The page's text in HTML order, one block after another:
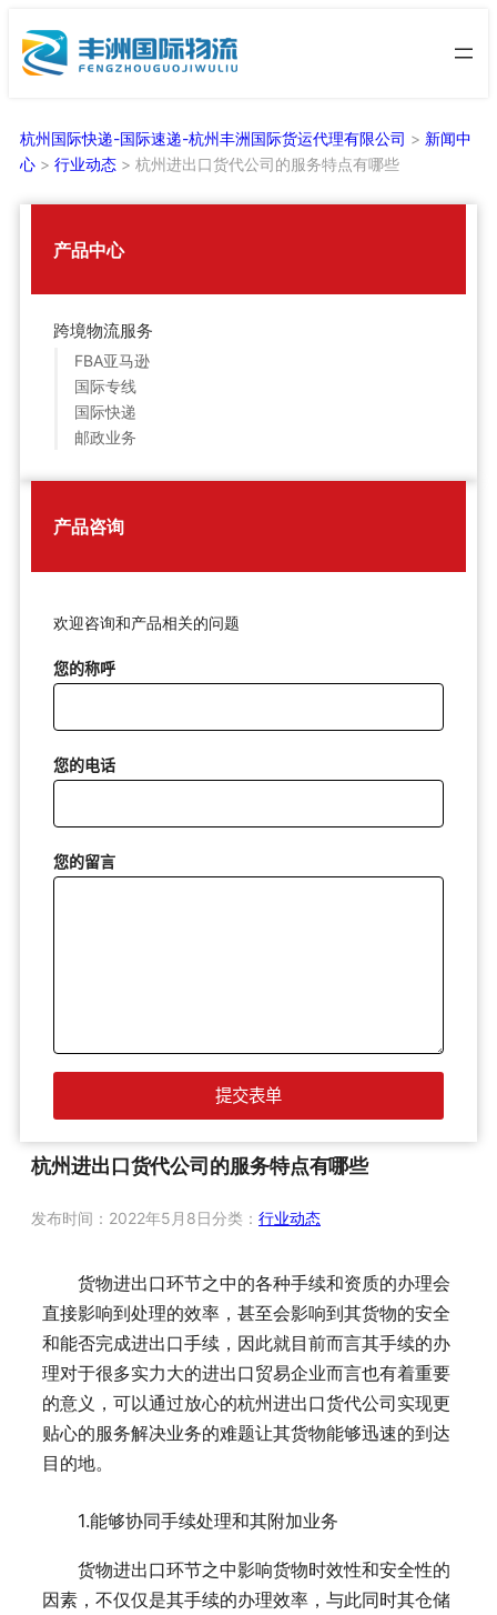
至
杭州国际快递-国际速递-杭州丰洲国际货运代理有限公司 > 新闻中
心 > 行业动态 > 杭州进出口货代公司的服务特点有哪些
产品中心
跨境物流服务
FBA亚马逊
国际专线
国际快递
邮政业务
产品咨询
欢迎咨询和产品相关的问题
您的称呼
您的电话
您的留言
杭州进出口货代公司的服务特点有哪些
发布时间： 2022年5月8日分类： 行业动态
货物进出口环节之中的各种手续和资质的办理会
直接影响到处理的效率，甚至会影响到其货物的安全
和能否完成进出口手续，因此就目前而言其手续的办
理对于很多实力大的进出口贸易企业而言也有着重要
的意义，可以通过放心的杭州进出口货代公司实现更
贴心的服务解决业务的难题让其货物能够迅速的到达
目的地。
1.能够协同手续处理和其附加业务
货物进出口环节之中影响货物时效性和安全性的
因素，不仅仅是其手续的办理效率，与此同时其仓储